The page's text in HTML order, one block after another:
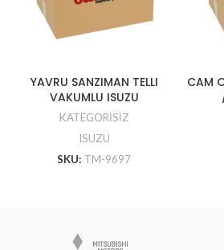
YAVRU SANZIMAN TELLI
VAKUMLU ISUZU
KATEGORİSİZ
ISUZU
SKU: TM-9697
CAM